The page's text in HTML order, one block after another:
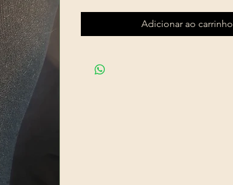
Adicionar ao carrinho